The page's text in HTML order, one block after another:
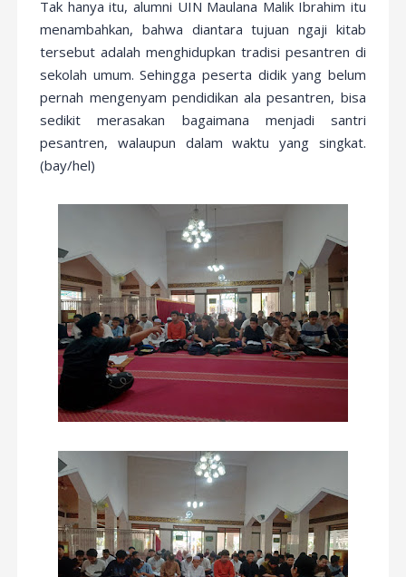
Tak hanya itu, alumni UIN Maulana Malik Ibrahim itu
menambahkan, bahwa diantara tujuan ngaji kitab
tersebut adalah menghidupkan tradisi pesantren di
sekolah umum. Sehingga peserta didik yang belum
pernah mengenyam pendidikan ala pesantren, bisa
sedikit merasakan bagaimana menjadi santri
pesantren, walaupun dalam waktu yang singkat.
(bay/hel)